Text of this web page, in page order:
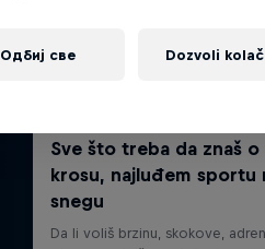
Одбиј све Dozvoli